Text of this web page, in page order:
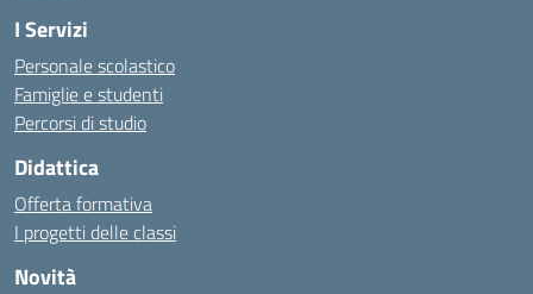
I Servizi
Personale scolastico
Famiglie e studenti
Percorsi di studio
Didattica
Offerta formativa
I progetti delle classi
Novità